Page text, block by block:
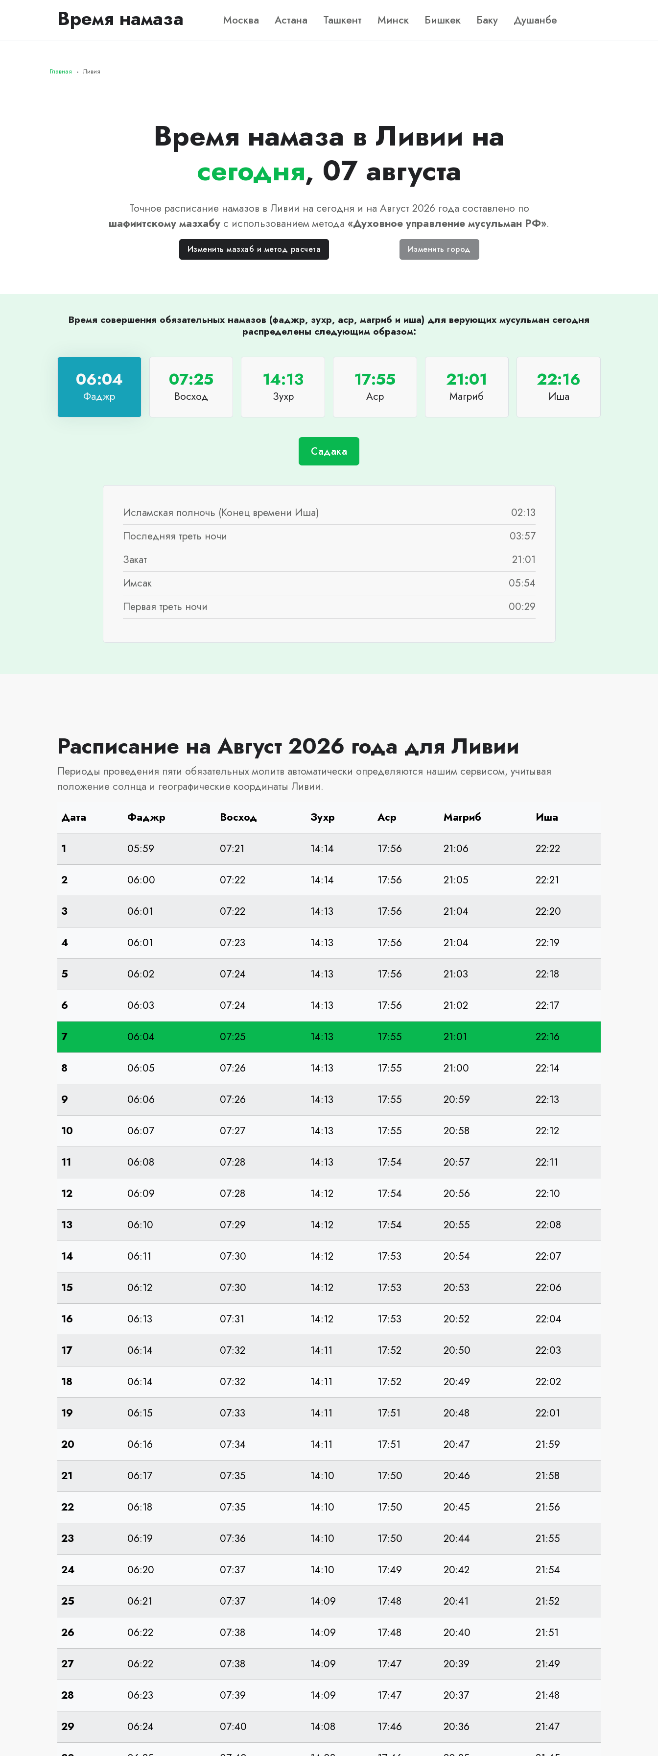
Время намаза Москва Астана Ташкент Минск Бишкек Баку Душанбе
Главная Ливия
Время намаза в Ливии на
сегодня, 07 августа
Точное расписание намазов в Ливии на сегодня и на Август 2026 года составлено по
шафиитскому мазхабу с использованием метода «Духовное управление мусульман РФ».
Изменить мазхаб и метод расчета Изменить город
Время совершения обязательных намазов (фаджр, зухр, аср, магриб и иша) для верующих мусульман сегодня
распределены следующим образом:
06:04
Фаджр
07:25
Восход
14:13
Зухр
17:55
Аср
21:01
Магриб
22:16
Иша
Садака
Исламская полночь (Конец времени Иша)
02:13
Последняя треть ночи
03:57
Закат
21:01
Имсак
05:54
Первая треть ночи
00:29
Расписание на Август 2026 года для Ливии
Периоды проведения пяти обязательных молитв автоматически определяются нашим сервисом, учитывая
положение солнца и географические координаты Ливии.
Дата Фаджр Восход Зухр Аср Магриб Иша
1 05:59 07:21 14:14 17:56 21:06 22:22
2 06:00 07:22 14:14 17:56 21:05 22:21
3 06:01 07:22 14:13 17:56 21:04 22:20
4 06:01 07:23 14:13 17:56 21:04 22:19
5 06:02 07:24 14:13 17:56 21:03 22:18
6 06:03 07:24 14:13 17:56 21:02 22:17
7 06:04 07:25 14:13 17:55 21:01 22:16
8 06:05 07:26 14:13 17:55 21:00 22:14
9 06:06 07:26 14:13 17:55 20:59 22:13
10 06:07 07:27 14:13 17:55 20:58 22:12
11 06:08 07:28 14:13 17:54 20:57 22:11
12 06:09 07:28 14:12 17:54 20:56 22:10
13 06:10 07:29 14:12 17:54 20:55 22:08
14 06:11 07:30 14:12 17:53 20:54 22:07
15 06:12 07:30 14:12 17:53 20:53 22:06
16 06:13 07:31 14:12 17:53 20:52 22:04
17 06:14 07:32 14:11 17:52 20:50 22:03
18 06:14 07:32 14:11 17:52 20:49 22:02
19 06:15 07:33 14:11 17:51 20:48 22:01
20 06:16 07:34 14:11 17:51 20:47 21:59
21 06:17 07:35 14:10 17:50 20:46 21:58
22 06:18 07:35 14:10 17:50 20:45 21:56
23 06:19 07:36 14:10 17:50 20:44 21:55
24 06:20 07:37 14:10 17:49 20:42 21:54
25 06:21 07:37 14:09 17:48 20:41 21:52
26 06:22 07:38 14:09 17:48 20:40 21:51
27 06:22 07:38 14:09 17:47 20:39 21:49
28 06:23 07:39 14:09 17:47 20:37 21:48
29 06:24 07:40 14:08 17:46 20:36 21:47